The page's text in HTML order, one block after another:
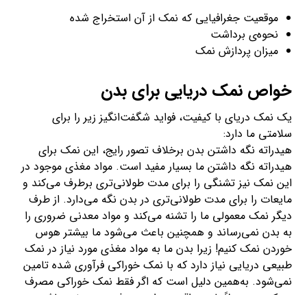
موقعیت جغرافیایی که نمک از آن استخراج شده
نحوه‌ی برداشت
میزان پردازش نمک
خواص نمک دریایی برای بدن
یک نمک دریای با کیفیت، فواید شگفت‌انگیز زیر را برای
سلامتی ما دارد:
هیدراته نگه داشتن بدن برخلاف تصور رایج، این نمک برای
هیدراته نگه‌ داشتن ما بسیار مفید است. مواد مغذی موجود در
این نمک نیز تشنگی را برای مدت طولانی‌تری برطرف می‌کند و
مایعات را برای مدت طولانی‌تری در بدن نگه می‌دارد. از طرف
دیگر نمک معمولی ما را تشنه می‌کند و مواد معدنی ضروری را
به بدن نمی‌رساند و همچنین باعث می‌شود ما بیشتر هوس‌
خوردن نمک کنیم! زیرا بدن ما به مواد مغذی مورد نیاز در نمک
طبیعی دریایی نیاز دارد که با نمک خوراکی فرآوری شده تامین
نمی‌شود. به‌همین دلیل است که اگر فقط نمک خوراکی مصرف